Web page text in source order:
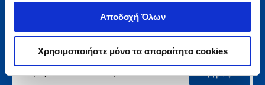
Αποδοχή Όλων
Χρησιμοποιήστε μόνο τα απαραίτητα cookies
Μάθετε τα νέα της Πολιτείας
Εγγραφείτε στο newsletter μας και μάθετε πρώτοι όλα τα
νέα βιβλία, τις εξαιρετικές τιμές και τις εκδηλώσεις μας.
Εγγραφή